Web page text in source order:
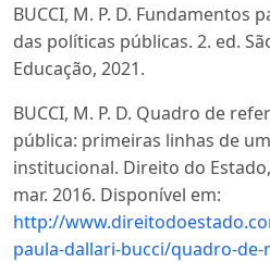
BUCCI, M. P. D. Fundamentos
das políticas públicas. 2. ed.
Educação, 2021.
BUCCI, M. P. D. Quadro de
pública: primeiras linhas de
institucional. Direito do
mar. 2016. Disponível em:
http://
paula-dallari-bucci/quadro-